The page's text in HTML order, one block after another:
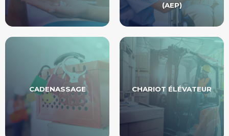
(AEP)
CADENASSAGE CHARIOT ÉLÉVATEUR